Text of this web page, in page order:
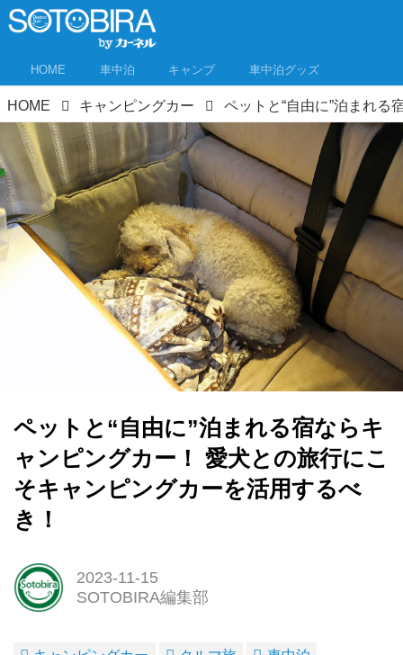
HOME 車中泊 キャンプ 車中泊グッズ
HOME キャンピングカー
ペットと“自由に”泊まれる宿ならキ
ャンピングカー！ 愛犬との旅行にこ
そキャンピングカーを活用するべ
き！
2023-11-15
SOTOBIRA編集部